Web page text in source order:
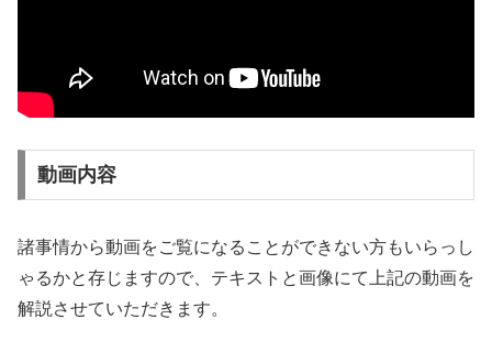
動画内容
諸事情から動画をご覧になることができない方もいらっし
ゃるかと存じますので、テキストと画像にて上記の動画を
解説させていただきます。